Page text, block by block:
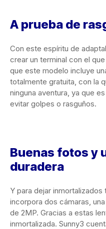
A prueba de
Con este espíritu de
crear un terminal con el
que este modelo incluye
totalmente gratuita, con la
ninguna aventura, ya que
evitar golpes o rasguños.
Buenas fotos y
duradera
Y para dejar
incorpora dos cámaras,
de 2MP. Gracias a estas
inmortalizada. Sunny3